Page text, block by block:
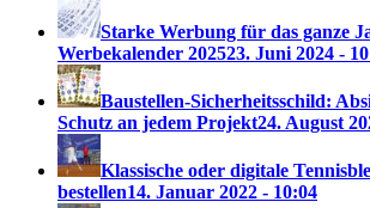
Starke Werbung für das ganze
Werbekalender 202523. Juni 2024 -
Baustellen-Sicherheitsschild:
Schutz an jedem Projekt24. August
Klassische oder digitale
bestellen14. Januar 2022 - 10:04